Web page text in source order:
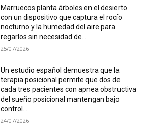
Marruecos planta árboles en el desierto
con un dispositivo que captura el rocío
nocturno y la humedad del aire para
regarlos sin necesidad de...
25/07/2026
Un estudio español demuestra que la
terapia posicional permite que dos de
cada tres pacientes con apnea obstructiva
del sueño posicional mantengan bajo
control...
24/07/2026